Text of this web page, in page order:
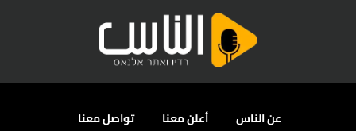
عن الناس أعلن معنا
تواصل معنا